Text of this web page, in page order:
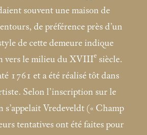
souvent une maison de
de préférence près d’un
de cette demeure indique
vers le milieu du XVIIIe siècle.
1761 et a été réalisé tôt dans
Selon l’inscription sur le
s’appelait Vredeveldt (« Champ
tentatives ont été faites pour